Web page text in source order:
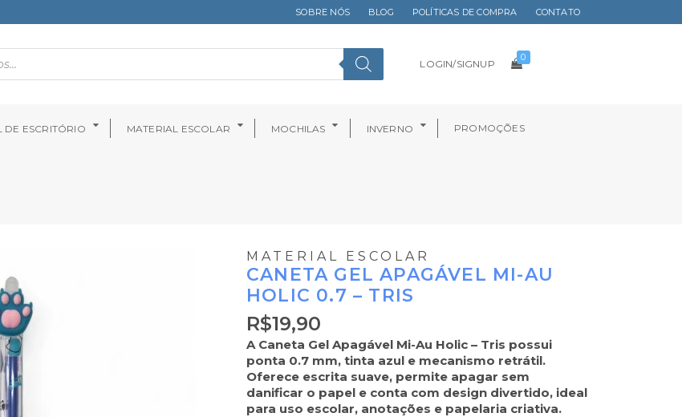
SOBRE NÓS BLOG POLÍTICAS DE COMPRA CONTATO
LOGIN/SIGNUP
0
DE ESCRITÓRIO MATERIAL ESCOLAR MOCHILAS INVERNO PROMOÇÕES
MATERIAL ESCOLAR
CANETA GEL APAGÁVEL MI-AU
HOLIC 0.7 – TRIS
R$19,90
A Caneta Gel Apagável Mi-Au Holic – Tris possui
ponta 0.7 mm, tinta azul e mecanismo retrátil.
Oferece escrita suave, permite apagar sem
danificar o papel e conta com design divertido, ideal
para uso escolar, anotações e papelaria criativa.